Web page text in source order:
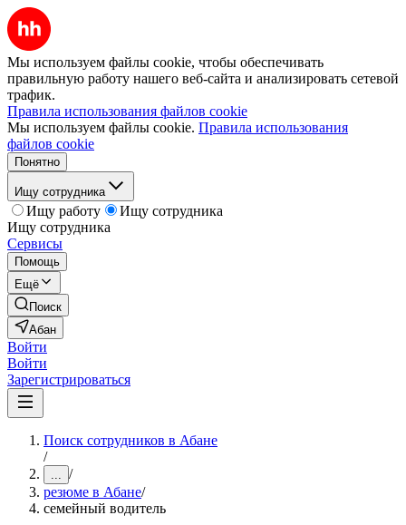
Мы используем файлы cookie, чтобы обеспечивать
правильную работу нашего веб-сайта и анализировать сетевой
трафик.
Правила использования файлов cookie
Мы используем файлы cookie. Правила использования
файлов cookie
Понятно
Ищу сотрудника
Ищу работу
Ищу сотрудника
Ищу сотрудника
Сервисы
Помощь
Ещё
Поиск
Абан
Войти
Войти
Зарегистрироваться
Поиск сотрудников в Абане
/
... /
резюме в Абане/
семейный водитель